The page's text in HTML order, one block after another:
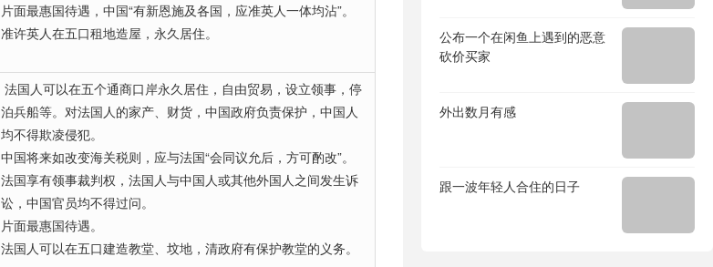
片面最惠国待遇，中国“有新恩施及各国，应准英人一体均沾”。
准许英人在五口租地造屋，永久居住。
法国人可以在五个通商口岸永久居住，自由贸易，设立领事，停
泊兵船等。对法国人的家产、财货，中国政府负责保护，中国人
均不得欺凌侵犯。
中国将来如改变海关税则，应与法国“会同议允后，方可酌改”。
法国享有领事裁判权，法国人与中国人或其他外国人之间发生诉
讼，中国官员均不得过问。
片面最惠国待遇。
法国人可以在五口建造教堂、坟地，清政府有保护教堂的义务。
公布一个在闲鱼上遇到的恶意
砍价买家
外出数月有感
跟一波年轻人合住的日子